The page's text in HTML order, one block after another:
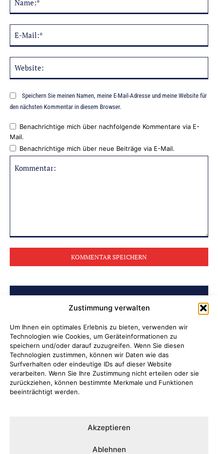
Zustimmung verwalten
Um Ihnen ein optimales Erlebnis zu bieten, verwenden wir
Technologien wie Cookies, um Geräteinformationen zu
speichern und/oder darauf zuzugreifen. Wenn Sie diesen
Technologien zustimmen, können wir Daten wie das
Surfverhalten oder eindeutige IDs auf dieser Website
verarbeiten. Wenn Sie Ihre Zustimmung nicht erteilen oder sie
zurückziehen, können bestimmte Merkmale und Funktionen
beeinträchtigt werden.
Akzeptieren
Ablehnen
Speichern Sie meinen Namen, meine E-Mail-Adresse und meine Website für
den nächsten Kommentar in diesem Browser.
Benachrichtige mich über nachfolgende Kommentare via E-
Mail.
Benachrichtige mich über neue Beiträge via E-Mail.
BELIEBTE BEITRÄGE
Archiv der Initiative „Jüdisch in
Attendorn“ erschlossen
Soldatenleben damals und heute
Verantwortung übernehmen, wenn
Kinder Schutz und Orientierung
Ni hao in Attendorn